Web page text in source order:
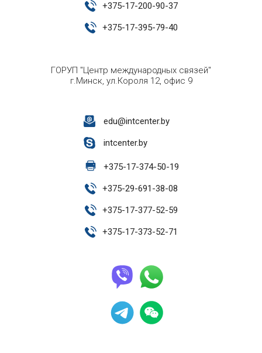
+375-17-200-90-37
+375-17-395-79-40
ГОРУП "Центр международных связей"
г.Минск, ул.Короля 12, офис 9
edu@intcenter.by
intcenter.by
+375-17-374-50-19
+375-29-691-38-08
+375-17-377-52-59
+375-17-373-52-71